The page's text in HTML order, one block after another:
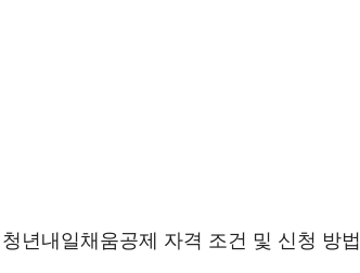
년내일채움공제 자격 조건 및 신청 방